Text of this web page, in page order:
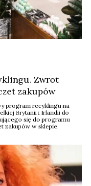
Zwrot
zakupów
program recyklingu na
Brytanii i Irlandii do
się do programu
zakupów w sklepie.